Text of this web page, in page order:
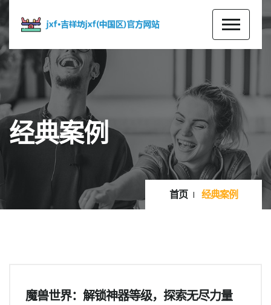
经典案例
首页 经典案例
魔兽世界：解锁神器等级，探索无尽力量